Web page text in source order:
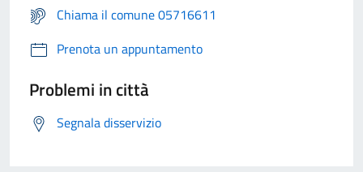
Chiama il comune 05716611
Prenota un appuntamento
Problemi in città
Segnala disservizio